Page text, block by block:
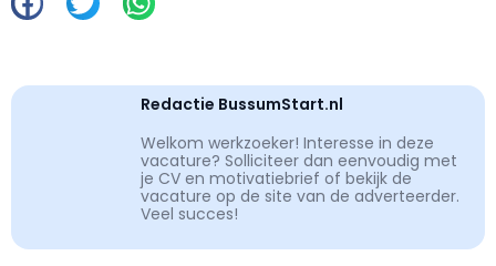
Redactie BussumStart.nl
Welkom werkzoeker! Interesse in deze
vacature? Solliciteer dan eenvoudig met
je CV en motivatiebrief of bekijk de
vacature op de site van de adverteerder.
Veel succes!